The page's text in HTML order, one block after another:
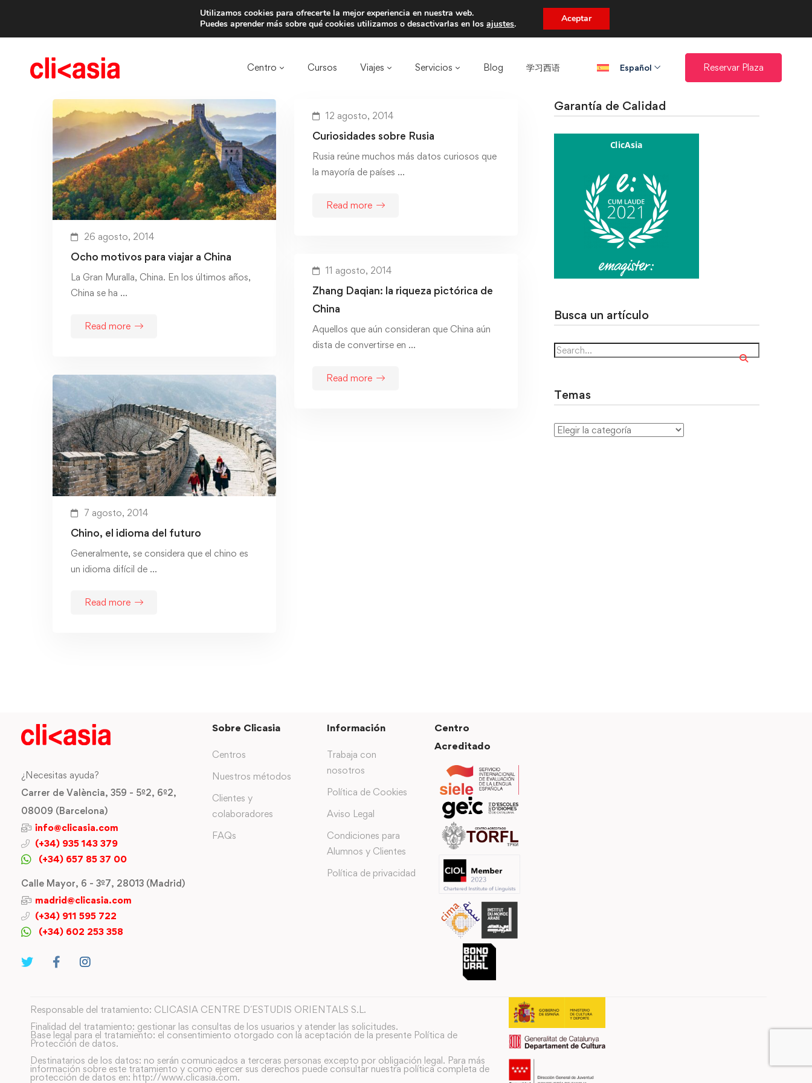
Trae a un amigo y llevaos un total de 75€ de descuento.
Centro Cursos Viajes Servicios Blog 学习西语​ Español Reservar Plaza
26 agosto, 2014
Ocho motivos para viajar a China
La Gran Muralla, China. En los últimos años,
China se ha …
Read more
12 agosto, 2014
Curiosidades sobre Rusia
Rusia reúne muchos más datos curiosos que
la mayoría de países …
Read more
11 agosto, 2014
Zhang Daqian: la riqueza pictórica de
China
Aquellos que aún consideran que China aún
dista de convertirse en …
Read more
7 agosto, 2014
Chino, el idioma del futuro
Generalmente, se considera que el chino es
un idioma difícil de …
Read more
Garantía de Calidad
Busca un artículo
Temas
¿Necesitas ayuda?
Carrer de València, 359 - 5º2, 6º2,
08009 (Barcelona)
info@clicasia.com
(+34) 935 143 379
(+34) 657 85 37 00
Calle Mayor, 6 - 3º7, 28013 (Madrid)
madrid@clicasia.com
(+34) 911 595 722
(+34) 602 253 358
Sobre Clicasia
Centros
Nuestros métodos
Clientes y
colaboradores
FAQs
Información
Trabaja con
nosotros
Política de Cookies
Aviso Legal
Condiciones para
Alumnos y Clientes
Política de privacidad
Centro
Acreditado
Responsable del tratamiento: CLICASIA CENTRE D´ESTUDIS ORIENTALS S.L.
Finalidad del tratamiento: gestionar las consultas de los usuarios y atender las solicitudes.
Base legal para el tratamiento: el consentimiento otorgado con la aceptación de la presente Política de
Protección de datos.
Destinatarios de los datos: no serán comunicados a terceras personas excepto por obligación legal. Para más
información sobre este tratamiento y como ejercer sus derechos puede consultar nuestra política completa de
protección de datos en: http://www.clicasia.com.
Utilizamos cookies para ofrecerte la mejor experiencia en nuestra web.
Puedes aprender más sobre qué cookies utilizamos o desactivarlas en losajustes. Aceptar